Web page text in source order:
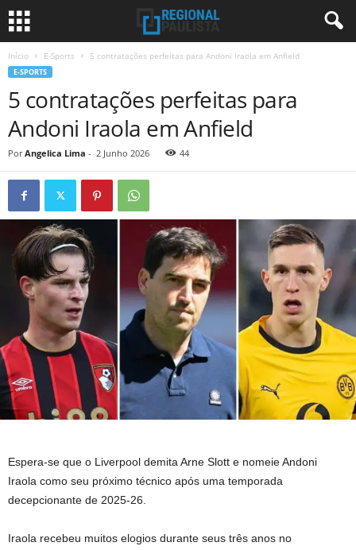
Início E-Sports 5 contratações perfeitas para Andoni Iraola em Anfield
E-SPORTS
5 contratações perfeitas para
Andoni Iraola em Anfield
Por Angelica Lima - 2 Junho 2026 44
Espera-se que o Liverpool demita Arne Slott e nomeie Andoni
Iraola como seu próximo técnico após uma temporada
decepcionante de 2025-26.
Iraola recebeu muitos elogios durante seus três anos no